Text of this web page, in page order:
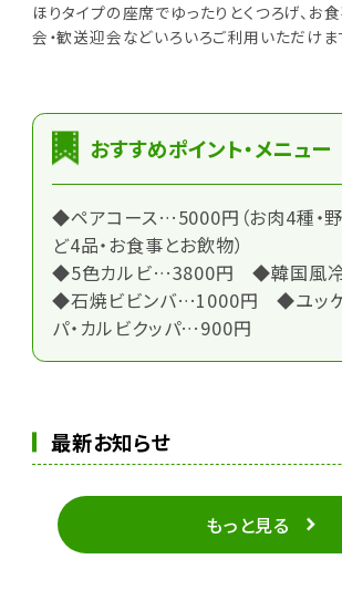
ほりタイプの座席でゆったりとくつろげ、お
会・歓送迎会などいろいろご利用いただけま
おすすめポイント・メニュー
◆ペアコース…5000円（お肉4種・野
ど4品・お食事とお飲物）
◆5色カルビ…3800円 ◆韓国風
◆石焼ビビンバ…1000円 ◆ユッケ
パ・カルビクッパ…900円
最新お知らせ
もっと見る